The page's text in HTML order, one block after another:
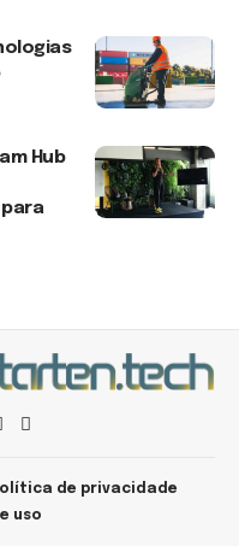
Hub
de privacidade
uso